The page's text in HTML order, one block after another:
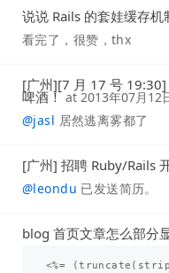
说说 Rails 的套娃缓存机
看完了，很赞，thx
[广州][7 月 17 号 19:30]
啤酒！ at 2013年07月12
@jasl 居然逃离雾都了
[广州] 招聘 Ruby/Rails
@leondu 已发送简历。
blog 首页文章怎么部分